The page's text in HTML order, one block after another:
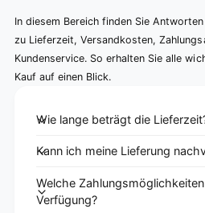
In diesem Bereich finden Sie
zu Lieferzeit, Versandkosten,
Kundenservice. So erhalten Sie alle
Kauf auf einen Blick.
Wie lange beträgt die
Kann ich meine Lieferung
Welche
Verfügung?